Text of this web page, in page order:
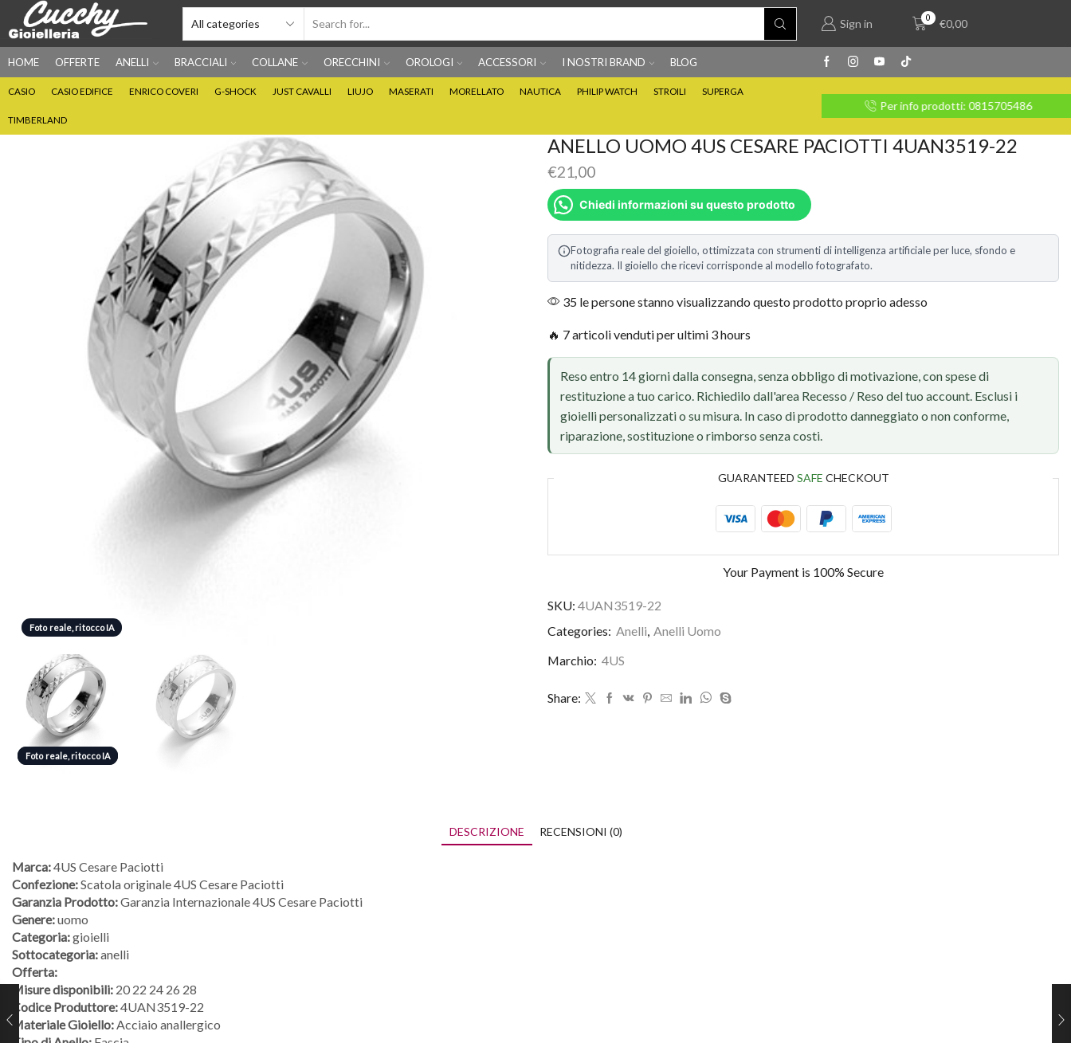
Sign in 0 €0,00
HOME OFFERTE ANELLI BRACCIALI COLLANE ORECCHINI OROLOGI ACCESSORI I NOSTRI BRAND BLOG
CASIO CASIO EDIFICE ENRICO COVERI G-SHOCK JUST CAVALLI LIUJO MASERATI MORELLATO NAUTICA PHILIP WATCH STROILI SUPERGA
TIMBERLAND
Per info prodotti: 0815705486
Foto reale, ritocco IA Foto reale, ritocco IA
Foto reale, ritocco IA
Foto reale, ritocco IA
ANELLO UOMO 4US CESARE PACIOTTI 4UAN3519-22
€21,00
Chiedi informazioni su questo prodotto
Fotografia reale del gioiello, ottimizzata con strumenti di intelligenza artificiale per luce, sfondo e
nitidezza. Il gioiello che ricevi corrisponde al modello fotografato.
35 le persone stanno visualizzando questo prodotto proprio adesso
🔥 7 articoli venduti per ultimi 3 hours
Reso entro 14 giorni dalla consegna, senza obbligo di motivazione, con spese di
restituzione a tuo carico. Richiedilo dall'area Recesso / Reso del tuo account. Esclusi i
gioielli personalizzati o su misura. In caso di prodotto danneggiato o non conforme,
riparazione, sostituzione o rimborso senza costi.
GUARANTEED SAFE CHECKOUT
Your Payment is 100% Secure
SKU: 4UAN3519-22
Categories: Anelli, Anelli Uomo
Marchio: 4US
Share:
DESCRIZIONE RECENSIONI (0)
Marca:4US Cesare Paciotti
Confezione:Scatola originale 4US Cesare Paciotti
Garanzia Prodotto:Garanzia Internazionale 4US Cesare Paciotti
Genere:uomo
Categoria:gioielli
Sottocategoria:anelli
Offerta:
Misure disponibili: 20 22 24 26 28
Codice Produttore:4UAN3519-22
Materiale Gioiello:Acciaio anallergico